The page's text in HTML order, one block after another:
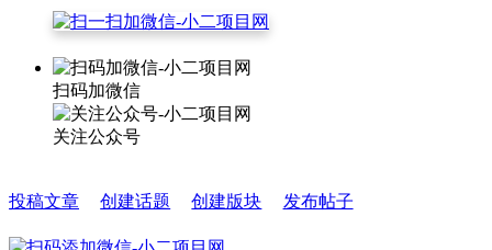
扫码加微信
关注公众号
投稿文章 创建话题 创建版块 发布帖子